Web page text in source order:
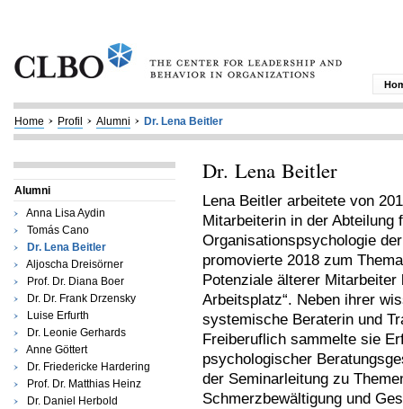
Home Profil Alumni Dr. Lena Beitler
Alumni
Anna Lisa Aydin
Tomás Cano
Dr. Lena Beitler
Aljoscha Dreisörner
Prof. Dr. Diana Boer
Dr. Dr. Frank Drzensky
Luise Erfurth
Dr. Leonie Gerhards
Anne Göttert
Dr. Friedericke Hardering
Prof. Dr. Matthias Heinz
Dr. Daniel Herbold
Dr. Lena Beitler
Lena Beitler arbeitete von
Mitarbeiterin in der Abteilung
Organisationspsychologie
promovierte 2018 zum
Potenziale älterer
Arbeitsplatz“. Neben ihrer
systemische Beraterin und
Freiberuflich sammelte sie
psychologischer
der Seminarleitung zu
Schmerzbewältigung und